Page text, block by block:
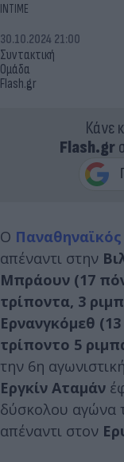
ΙΝΤΙΜΕ
Συντακτική
Ομάδα
Flash.gr
30.10.2024 21:00
Κάνε
Flash.gr
Ο Παναθηναϊκός
απέναντι στην
Μπράουν (17
τρίποντα, 3
Ερνανγκόμεθ
τρίποντο 5
την 6η
Εργκίν Αταμάν
δύσκολου αγώνα
απέναντι στον